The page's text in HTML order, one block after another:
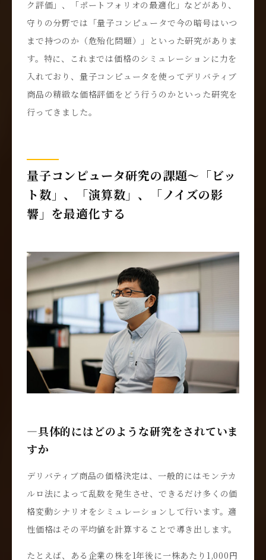
ク評価」、「ポートフォリオの最適化」などがあり、
守りの分野では「量子コンピュータで今の暗号はいつ
まで持つのか（危殆化問題）」といった研究がありま
す。特に、これまでは価格のシミュレーションに力を
入れており、量子コンピュータを使ってデリバティブ
商品の精緻な価格評価をどう行うのかといった研究を
行ってきました。
量子コンピュータ研究の課題～「ビッ
ト数」、「演算数」、「ノイズの影
響」を最適化する
―具体的にはどのような研究をされていま
すか
デリバティブ商品の価格決定は、一般的にはモンテカ
ルロ法によって乱数を発生させ、できるだけ多くの価
格変動シナリオをシミュレーションして行います。適
性価格はその平均値を計算することで導き出します。
たとえば、ある企業の株を1年後に一株あたり1,000円